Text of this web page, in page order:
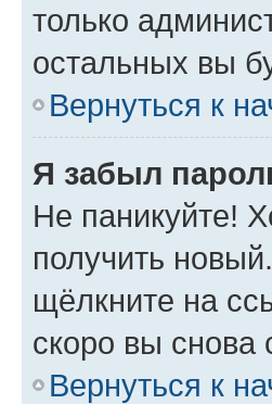
только
остальных вы
Вернуться к
Я забыл
Не паникуйте!
получить
щёлкните на
скоро вы
Вернуться к